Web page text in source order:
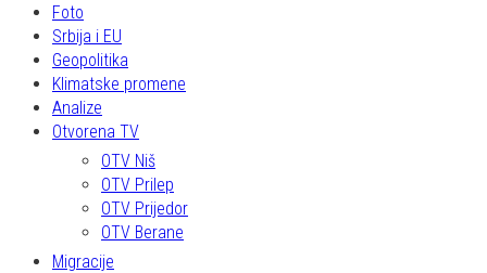
Foto
Srbija i EU
Geopolitika
Klimatske promene
Analize
Otvorena TV
OTV Niš
OTV Prilep
OTV Prijedor
OTV Berane
Migracije